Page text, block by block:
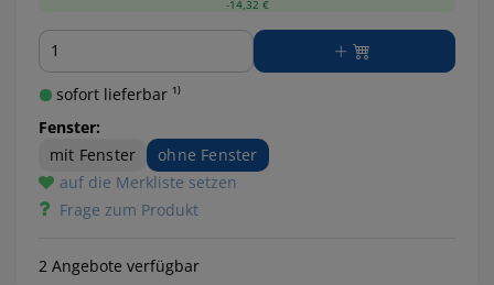
-14,32 €
Menge
sofort lieferbar ¹⁾
Fenster:
mit Fenster
ohne Fenster
auf die Merkliste setzen
Frage zum Produkt
2 Angebote verfügbar